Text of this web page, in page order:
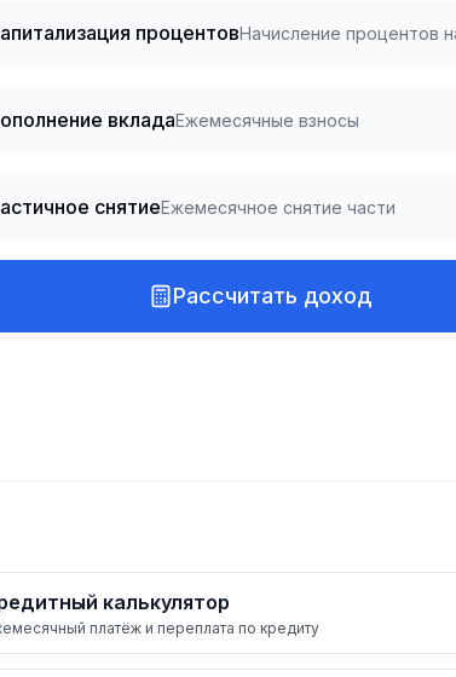
процентовНачисление процентов
вкладаЕжемесячные взносы
снятиеЕжемесячное снятие части
Рассчитать доход
калькулятор
платёж и переплата по кредиту